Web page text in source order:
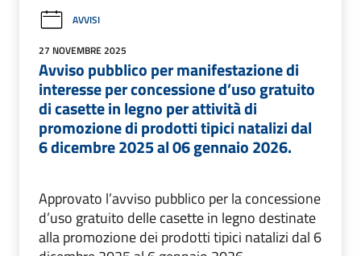
AVVISI
27 NOVEMBRE 2025
Avviso pubblico per manifestazione di
interesse per concessione d’uso gratuito
di casette in legno per attività di
promozione di prodotti tipici natalizi dal
6 dicembre 2025 al 06 gennaio 2026.
Approvato l’avviso pubblico per la concessione
d’uso gratuito delle casette in legno destinate
alla promozione dei prodotti tipici natalizi dal 6